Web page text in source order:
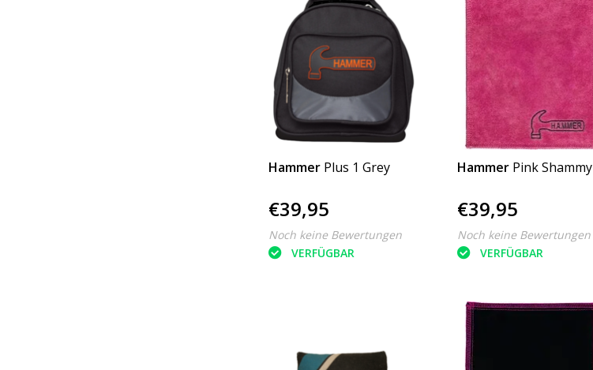
Hammer Plus 1 Grey
€39,95
Noch keine Bewertungen
VERFÜGBAR
Hammer Pink Shammy
€39,95
Noch keine Bewertungen
VERFÜGBAR